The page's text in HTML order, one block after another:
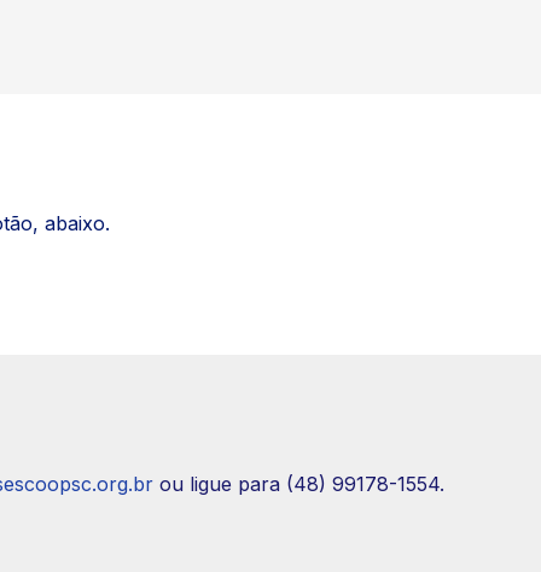
abaixo.
ou ligue para (48) 99178-1554.